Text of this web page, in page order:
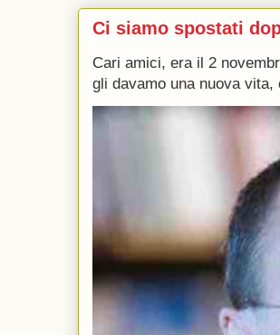
Ci siamo spostati
Cari amici, era il 2
gli davamo una nuova